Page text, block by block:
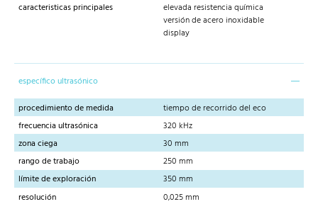
caracteristicas principales
elevada resistencia química
versión de acero inoxidable
display
específico ultrasónico
procedimiento de medida
tiempo de recorrido del eco
frecuencia ultrasónica
320 kHz
zona ciega
30 mm
rango de trabajo
250 mm
límite de exploración
350 mm
resolución
0,025 mm